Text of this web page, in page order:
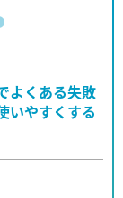
よくある失敗
いやすくする